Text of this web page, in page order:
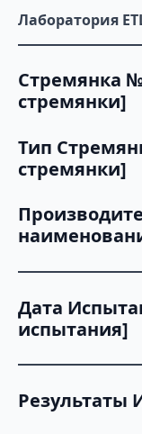
Лаборатория
Стремянка
стремянки]
Тип
стремянки]
Дата
испытания]
Результаты